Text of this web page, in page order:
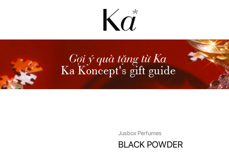
Gợi ý quà tặng từ Ka
Ka Koncept's gift guide
Jusbox Perfumes
BLACK POWDER